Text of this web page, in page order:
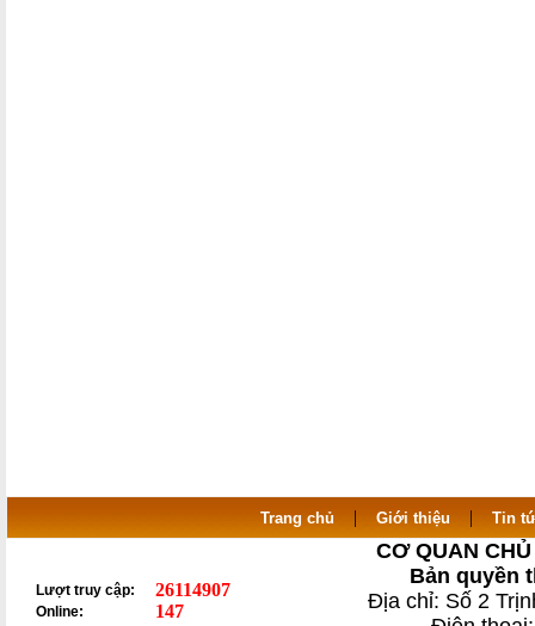
Trang chủ | Giới thiệu | Tin
Lượt truy cập: 26114907
Online: 147
CƠ QUAN
Bản quyền
Địa chỉ: Số 2